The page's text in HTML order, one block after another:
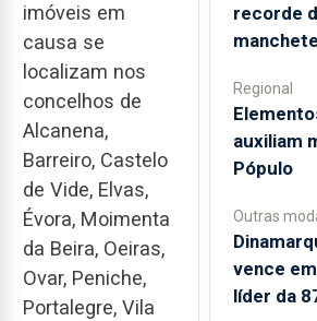
imóveis em
causa se
localizam nos
concelhos de
Alcanena,
Barreiro, Castelo
de Vide, Elvas,
Évora, Moimenta
da Beira, Oeiras,
Ovar, Peniche,
Portalegre, Vila
recorde
Regional
auxiliam
Pópulo
Outras
vence
líder da